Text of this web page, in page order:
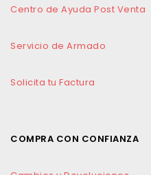
Centro de Ayuda Post Venta
Servicio de Armado
Solicita tu Factura
COMPRA CON CONFIANZA